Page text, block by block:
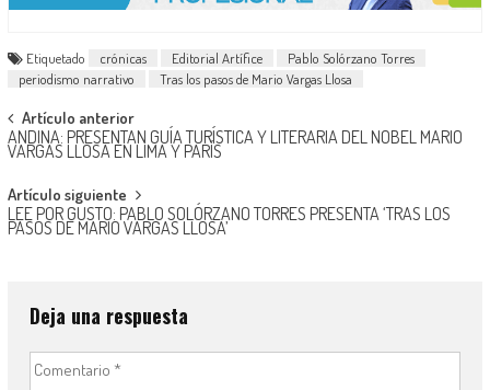
Etiquetado crónicas Editorial Artífice
Pablo Solórzano Torres
periodismo narrativo
Tras los pasos de Mario Vargas Llosa
Navegación
de
entradas
Artículo anterior
ANDINA: PRESENTAN GUÍA TURÍSTICA Y LITERARIA DEL NOBEL MARIO
VARGAS LLOSA EN LIMA Y PARÍS
Artículo siguiente
LEE POR GUSTO: PABLO SOLÓRZANO TORRES PRESENTA ‘TRAS LOS
PASOS DE MARIO VARGAS LLOSA’
Deja una respuesta